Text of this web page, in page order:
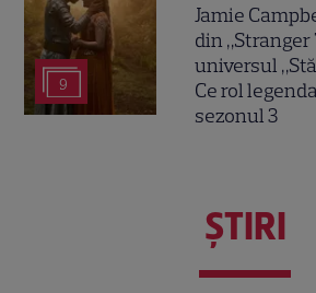
9
Jamie
din
universul
Ce rol
sezonul 3
ŞTIRI